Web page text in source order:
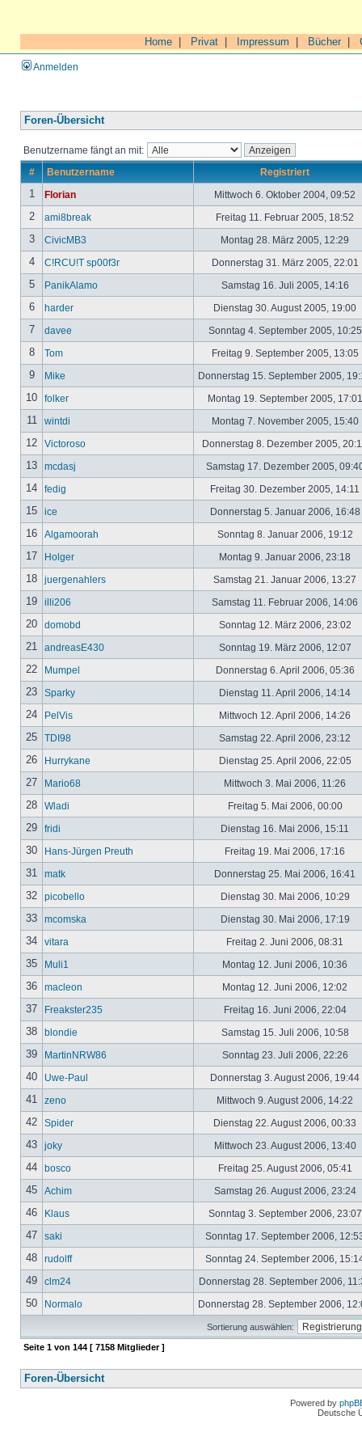
Home Privat Impressum Bücher|
Anmelden
Foren-Übersicht
Benutzername fängt an mit:
# Benutzername Registriert
1 Florian Mittwoch 6. Oktober 2004, 09:52
2 ami8break Freitag 11. Februar 2005, 18:52
3 CivicMB3 Montag 28. März 2005, 12:29
4 C!RCU!T sp00f3r Donnerstag 31. März 2005, 22:01
5 PanikAlamo Samstag 16. Juli 2005, 14:16
6 harder Dienstag 30. August 2005, 19:00
7 davee Sonntag 4. September 2005,
8 Tom Freitag 9. September 2005, 13:05
9 Mike Donnerstag 15. September 2005,
10 folker Montag 19. September 2005,
11 wintdi Montag 7. November 2005, 15:40
12 Victoroso Donnerstag 8. Dezember 2005,
13 mcdasj Samstag 17. Dezember 2005,
14 fedig Freitag 30. Dezember 2005, 14:11
15 ice Donnerstag 5. Januar 2006, 16:48
16 Algamoorah Sonntag 8. Januar 2006, 19:12
17 Holger Montag 9. Januar 2006, 23:18
18 juergenahlers Samstag 21. Januar 2006, 13:27
19 illi206 Samstag 11. Februar 2006, 14:06
20 domobd Sonntag 12. März 2006, 23:02
21 andreasE430 Sonntag 19. März 2006, 12:07
22 Mumpel Donnerstag 6. April 2006, 05:36
23 Sparky Dienstag 11. April 2006, 14:14
24 PelVis Mittwoch 12. April 2006, 14:26
25 TDI98 Samstag 22. April 2006, 23:12
26 Hurrykane Dienstag 25. April 2006, 22:05
27 Mario68 Mittwoch 3. Mai 2006, 11:26
28 Wladi Freitag 5. Mai 2006, 00:00
29 fridi Dienstag 16. Mai 2006, 15:11
30 Hans-Jürgen Preuth Freitag 19. Mai 2006, 17:16
31 matk Donnerstag 25. Mai 2006, 16:41
32 picobello Dienstag 30. Mai 2006, 10:29
33 mcomska Dienstag 30. Mai 2006, 17:19
34 vitara Freitag 2. Juni 2006, 08:31
35 Muli1 Montag 12. Juni 2006, 10:36
36 macleon Montag 12. Juni 2006, 12:02
37 Freakster235 Freitag 16. Juni 2006, 22:04
38 blondie Samstag 15. Juli 2006, 10:58
39 MartinNRW86 Sonntag 23. Juli 2006, 22:26
40 Uwe-Paul Donnerstag 3. August 2006, 19:44
41 zeno Mittwoch 9. August 2006, 14:22
42 Spider Dienstag 22. August 2006, 00:33
43 joky Mittwoch 23. August 2006, 13:40
44 bosco Freitag 25. August 2006, 05:41
45 Achim Samstag 26. August 2006, 23:24
46 Klaus Sonntag 3. September 2006,
47 saki Sonntag 17. September 2006,
48 rudolff Sonntag 24. September 2006,
49 clm24 Donnerstag 28. September 2006,
50 Normalo Donnerstag 28. September 2006,
Sortierung auswählen:
Seite 1 von 144 [ 7158 Mitglieder ]
Foren-Übersicht
Powered by
Deutsche